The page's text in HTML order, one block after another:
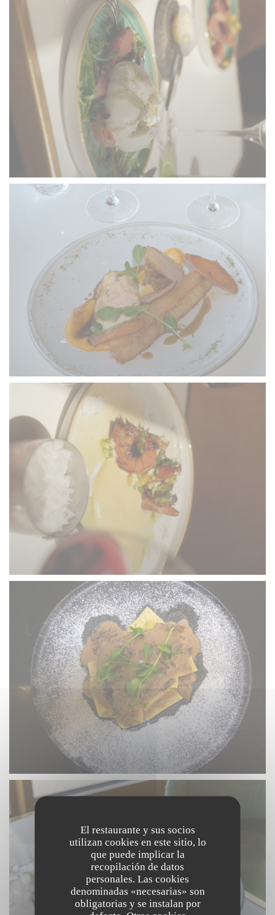
El restaurante y sus socios
utilizan cookies en este sitio, lo
que puede implicar la
recopilación de datos
personales. Las cookies
denominadas «necesarias» son
obligatorias y se instalan por